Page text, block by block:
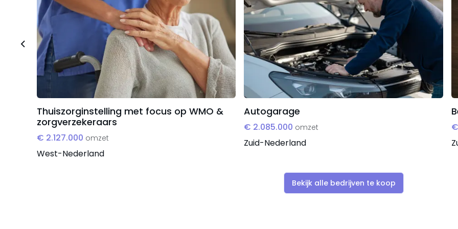
doen.
Thuiszorginstelling met focus op WMO &
zorgverzekeraars
€ 2.127.000 omzet
West-Nederland
Autogarage
€ 2.085.000 omzet
Zuid-Nederland
Bekijk alle bedrijven te koop